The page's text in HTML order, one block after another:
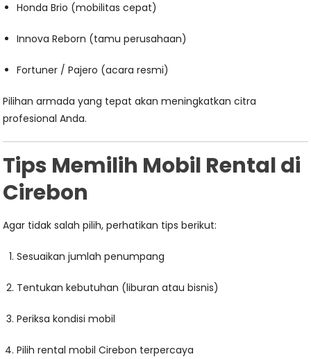
Honda Brio (mobilitas cepat)
Innova Reborn (tamu perusahaan)
Fortuner / Pajero (acara resmi)
Pilihan armada yang tepat akan meningkatkan citra
profesional Anda.
Tips Memilih Mobil Rental di
Cirebon
Agar tidak salah pilih, perhatikan tips berikut:
Sesuaikan jumlah penumpang
Tentukan kebutuhan (liburan atau bisnis)
Periksa kondisi mobil
Pilih rental mobil Cirebon terpercaya